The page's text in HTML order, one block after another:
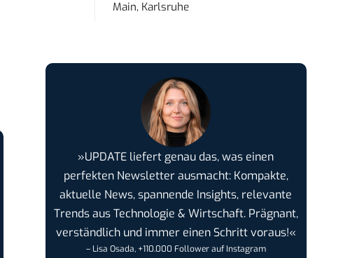
Main, Karlsruhe
»UPDATE liefert genau das, was einen
perfekten Newsletter ausmacht: Kompakte,
aktuelle News, spannende Insights, relevante
Trends aus Technologie & Wirtschaft. Prägnant,
verständlich und immer einen Schritt voraus!«
– Lisa Osada, +110.000 Follower auf Instagram